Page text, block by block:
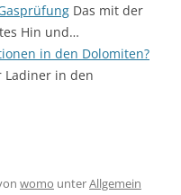
Das mit der
Hin und…
in den Dolomiten?
Ladiner in den
womo unterAllgemein